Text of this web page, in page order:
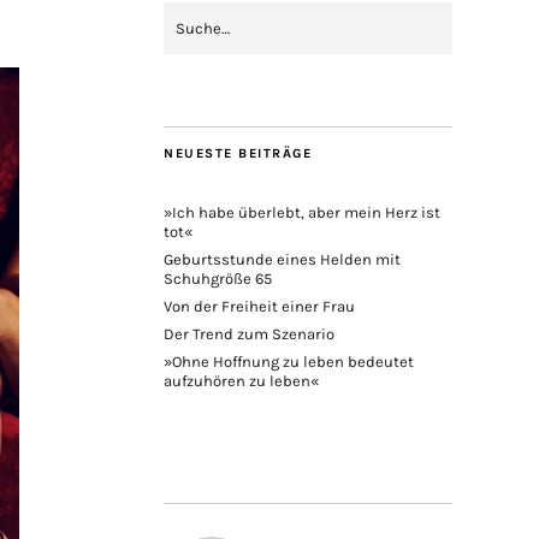
NEUESTE BEITRÄGE
»Ich habe überlebt, aber mein Herz ist
tot«
Geburtsstunde eines Helden mit
Schuhgröße 65
Von der Freiheit einer Frau
Der Trend zum Szenario
»Ohne Hoffnung zu leben bedeutet
aufzuhören zu leben«